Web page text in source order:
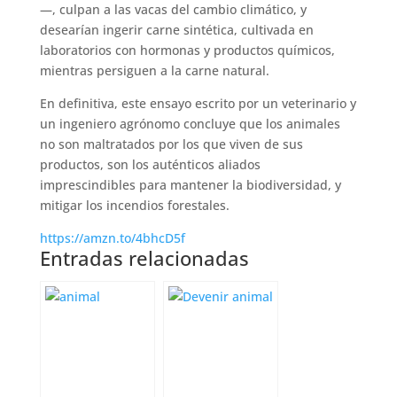
—, culpan a las vacas del cambio climático, y
desearían ingerir carne sintética, cultivada en
laboratorios con hormonas y productos químicos,
mientras persiguen a la carne natural.
En definitiva, este ensayo escrito por un veterinario y
un ingeniero agrónomo concluye que los animales
no son maltratados por los que viven de sus
productos, son los auténticos aliados
imprescindibles para mantener la biodiversidad, y
mitigar los incendios forestales.
https://amzn.to/4bhcD5f
Entradas relacionadas